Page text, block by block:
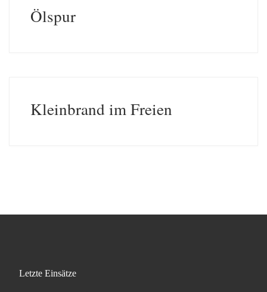
Ölspur
Kleinbrand im Freien
Letzte Einsätze